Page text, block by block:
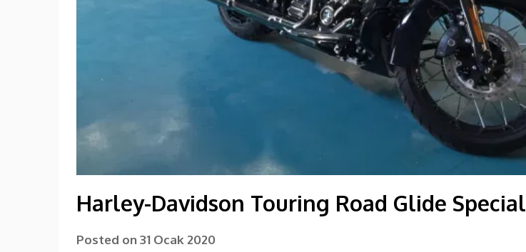
Harley-Davidson Touring Road Glide Special
Posted on31 Ocak 2020